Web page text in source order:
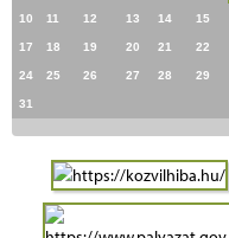
10 11 12 13 14 15
17 18 19 20 21 22
24 25 26 27 28 29
31